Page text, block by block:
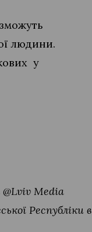
людини.
у
Media
Республіки в